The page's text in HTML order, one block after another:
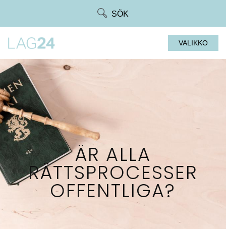
SÖK
VALIKKO
ÄR ALLA
RÄTTSPROCESSER
OFFENTLIGA?